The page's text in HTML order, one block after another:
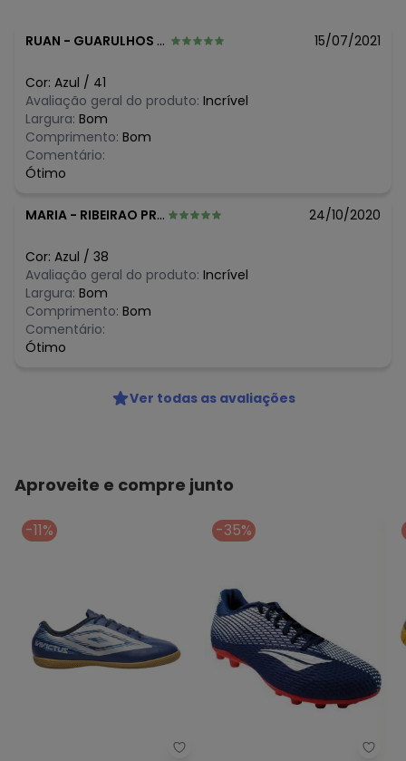
RUAN - GUARULHOS - SP 15/07/2021
Cor: Azul / 41
Avaliação geral do produto: Incrível
Largura: Bom
Comprimento: Bom
Comentário:
Ótimo
MARIA - RIBEIRAO PRETO - SP 24/10/2020
Cor: Azul / 38
Avaliação geral do produto: Incrível
Largura: Bom
Comprimento: Bom
Comentário:
Ótimo
Ver todas as avaliações
Aproveite e compre junto
-11%
Chuteira Futsal Umbro Invictus
-35%